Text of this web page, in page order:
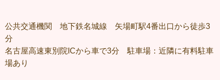
公共交通機関 地下鉄名城線 矢場町駅4番出口から徒歩3
分
名古屋高速東別院ICから車で3分 駐車場：近隣に有料駐車
場あり